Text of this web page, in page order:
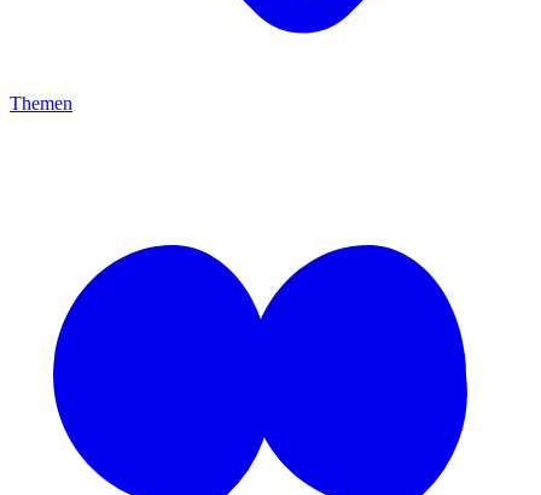
Themen